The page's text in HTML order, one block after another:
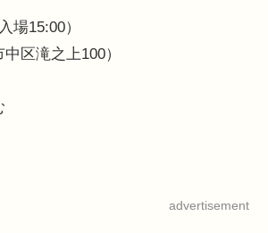
場15:00）
区滝之上100）
advertisement